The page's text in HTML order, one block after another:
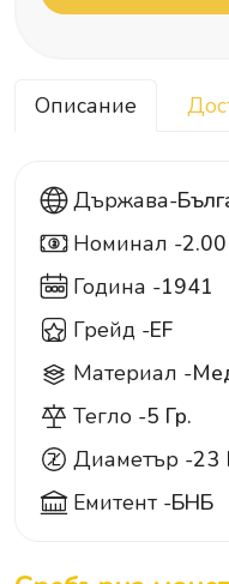
Описание
Държава-
2 Номинал -2.00
Година -1941
Грейд -EF
Материал -
Тегло -5 Гр.
Диаметър -23
Емитент -БНБ